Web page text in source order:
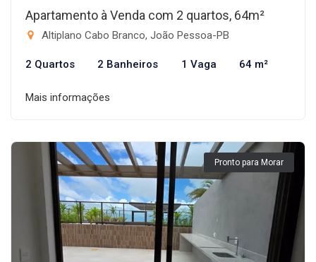
Apartamento à Venda com 2 quartos, 64m²
Altiplano Cabo Branco, João Pessoa-PB
2 Quartos 2 Banheiros 1 Vaga 64 m²
Mais informações
Pronto para Morar